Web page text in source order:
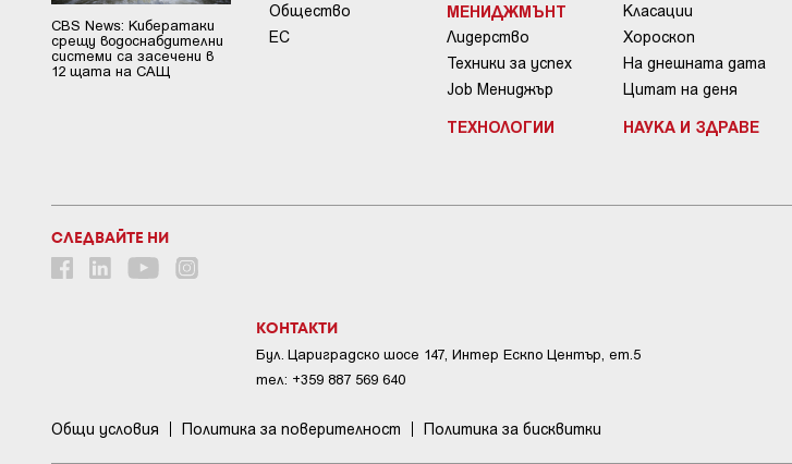
CBS News: Кибератаки
срещу водоснабдителни
системи са засечени в
12 щата на САЩ
Общество
ЕС
МЕНИДЖМЪНТ
Лидерство
Техники за успех
Job Мениджър
ТЕХНОЛОГИИ
Класации
Хороскоп
На днешната дата
Цитат на деня
НАУКА И ЗДРАВЕ
Общи условия Пoлитикa зa пoвepитeлнocт Политика за бисквитки
СЛЕДВАЙТЕ НИ
КОНТАКТИ
Бул. Цариградско шосе 147, Интер Ескпо Център, ет.5
тел: +359 887 569 640